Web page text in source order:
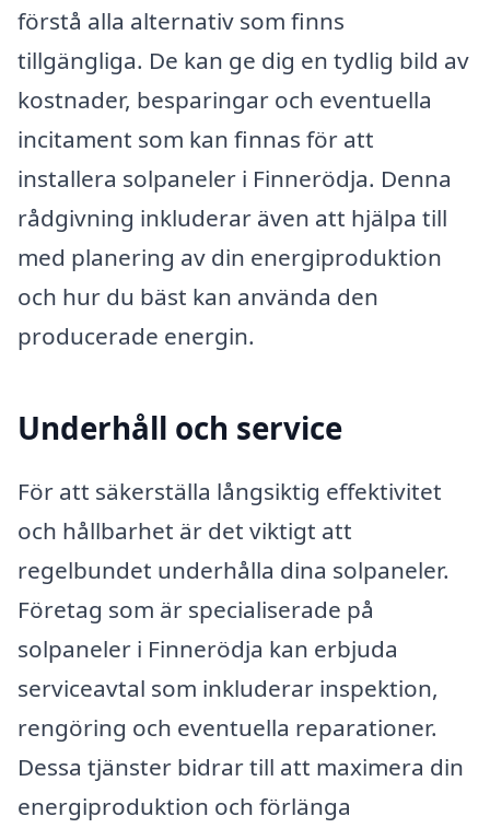
förstå alla alternativ som finns
tillgängliga. De kan ge dig en tydlig bild av
kostnader, besparingar och eventuella
incitament som kan finnas för att
installera solpaneler i Finnerödja. Denna
rådgivning inkluderar även att hjälpa till
med planering av din energiproduktion
och hur du bäst kan använda den
producerade energin.
Underhåll och service
För att säkerställa långsiktig effektivitet
och hållbarhet är det viktigt att
regelbundet underhålla dina solpaneler.
Företag som är specialiserade på
solpaneler i Finnerödja kan erbjuda
serviceavtal som inkluderar inspektion,
rengöring och eventuella reparationer.
Dessa tjänster bidrar till att maximera din
energiproduktion och förlänga